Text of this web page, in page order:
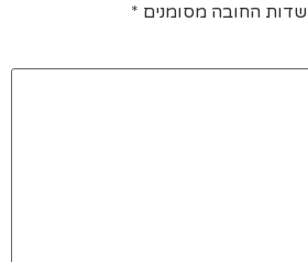
שדות החובה מסומנים *